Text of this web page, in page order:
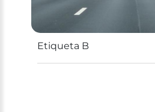
Etiqueta B